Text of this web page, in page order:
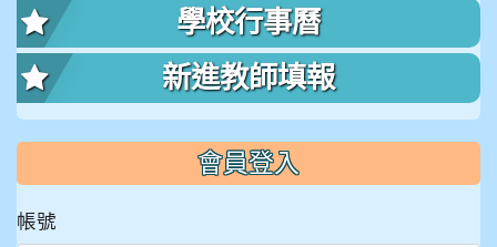
學校行事曆
新進教師填報
會員登入
帳號